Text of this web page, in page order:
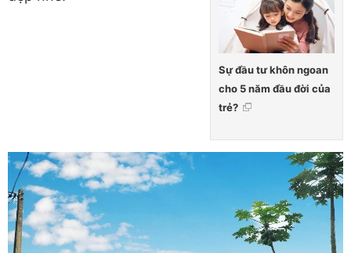
Sự đầu tư khôn ngoan
cho 5 năm đầu đời của
trẻ?